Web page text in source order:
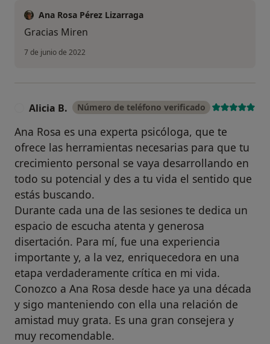
Ana Rosa Pérez Lizarraga
Gracias Miren
7 de junio de 2022
Alicia B. Número de teléfono verificado
Ana Rosa es una experta psicóloga, que te
ofrece las herramientas necesarias para que tu
crecimiento personal se vaya desarrollando en
todo su potencial y des a tu vida el sentido que
estás buscando.
Durante cada una de las sesiones te dedica un
espacio de escucha atenta y generosa
disertación. Para mí, fue una experiencia
importante y, a la vez, enriquecedora en una
etapa verdaderamente crítica en mi vida.
Conozco a Ana Rosa desde hace ya una década
y sigo manteniendo con ella una relación de
amistad muy grata. Es una gran consejera y
muy recomendable.